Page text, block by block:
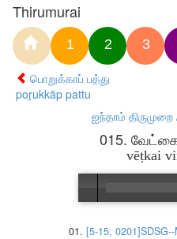
Thirumurai
1 2 3
பொறுக்காப் பத்து
poṟukkāp pattu
ஐந்தாம்
015.
vēṭkai
[5-15,